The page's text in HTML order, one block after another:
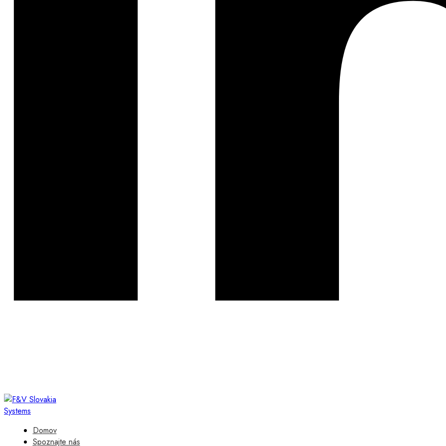
Domov
Spoznajte nás